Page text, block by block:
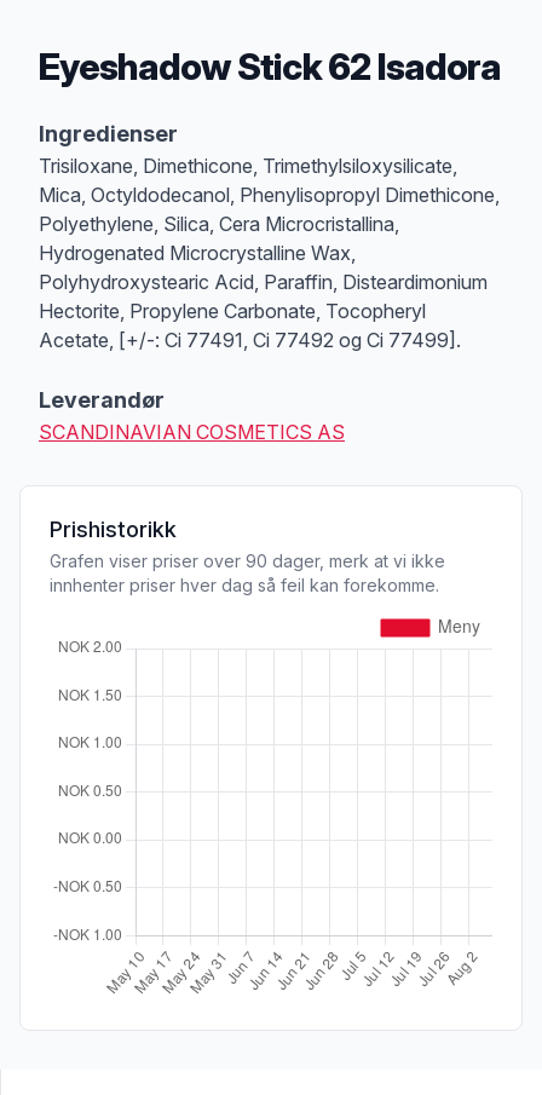
Eyeshadow Stick 62 Isadora
Ingredienser
Trisiloxane, Dimethicone, Trimethylsiloxysilicate,
Mica, Octyldodecanol, Phenylisopropyl Dimethicone,
Polyethylene, Silica, Cera Microcristallina,
Hydrogenated Microcrystalline Wax,
Polyhydroxystearic Acid, Paraffin, Disteardimonium
Hectorite, Propylene Carbonate, Tocopheryl
Acetate, [+/-: Ci 77491, Ci 77492 og Ci 77499].
Leverandør
SCANDINAVIAN COSMETICS AS
Prishistorikk
Grafen viser priser over 90 dager, merk at vi ikke
innhenter priser hver dag så feil kan forekomme.